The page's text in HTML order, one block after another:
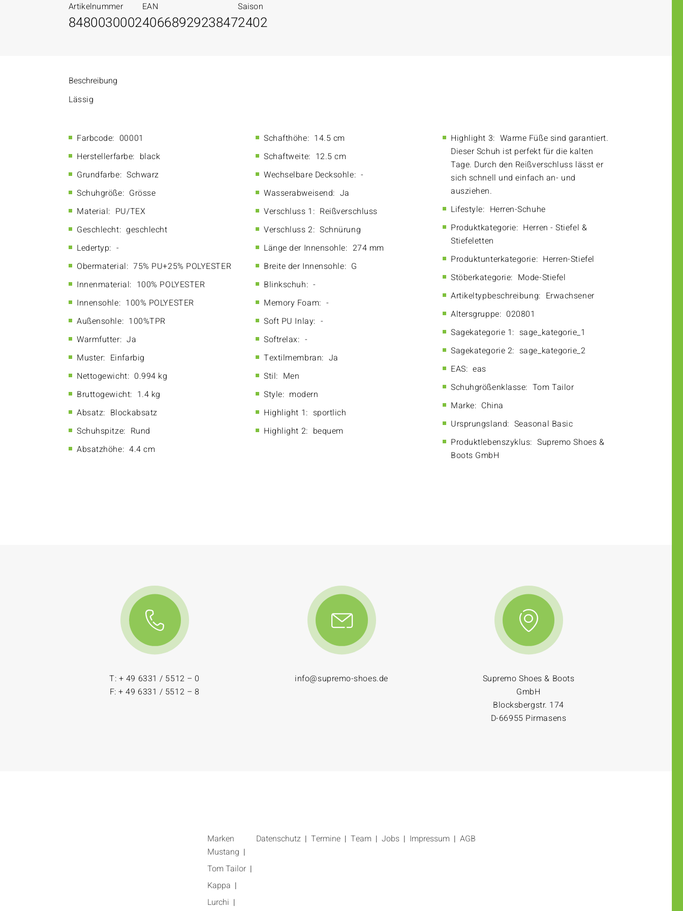
Artikelnummer
8480030002
EAN
4066892923847
Saison
2402
Beschreibung
Lässig
Farbcode: 00001
Herstellerfarbe: black
Grundfarbe: Schwarz
Schuhgröße: Grösse
Material: PU/TEX
Geschlecht: geschlecht
Ledertyp: -
Obermaterial: 75% PU+25% POLYESTER
Innenmaterial: 100% POLYESTER
Innensohle: 100% POLYESTER
Außensohle: 100%TPR
Warmfutter: Ja
Muster: Einfarbig
Nettogewicht: 0.994 kg
Bruttogewicht: 1.4 kg
Absatz: Blockabsatz
Schuhspitze: Rund
Absatzhöhe: 4.4 cm
Schafthöhe: 14.5 cm
Schaftweite: 12.5 cm
Wechselbare Decksohle: -
Wasserabweisend: Ja
Verschluss 1: Reißverschluss
Verschluss 2: Schnürung
Länge der Innensohle: 274 mm
Breite der Innensohle: G
Blinkschuh: -
Memory Foam: -
Soft PU Inlay: -
Softrelax: -
Textilmembran: Ja
Stil: Men
Style: modern
Highlight 1: sportlich
Highlight 2: bequem
Highlight 3: Warme Füße sind garantiert.
Dieser Schuh ist perfekt für die kalten
Tage. Durch den Reißverschluss lässt er
sich schnell und einfach an- und
ausziehen.
Lifestyle: Herren-Schuhe
Produktkategorie: Herren - Stiefel &
Stiefeletten
Produktunterkategorie: Herren-Stiefel
Stöberkategorie: Mode-Stiefel
Artikeltypbeschreibung: Erwachsener
Altersgruppe: 020801
Sagekategorie 1: sage_kategorie_1
Sagekategorie 2: sage_kategorie_2
EAS: eas
Schuhgrößenklasse: Tom Tailor
Marke: China
Ursprungsland: Seasonal Basic
Produktlebenszyklus: Supremo Shoes &
Boots GmbH
T: + 49 6331 / 5512 – 0
F: + 49 6331 / 5512 – 8
info@supremo-shoes.de
Supremo Shoes & Boots
GmbH
Blocksbergstr. 174
D-66955 Pirmasens
Marken
Mustang
Tom Tailor
Kappa
Lurchi
Datenschutz Termine Team Jobs Impressum AGB